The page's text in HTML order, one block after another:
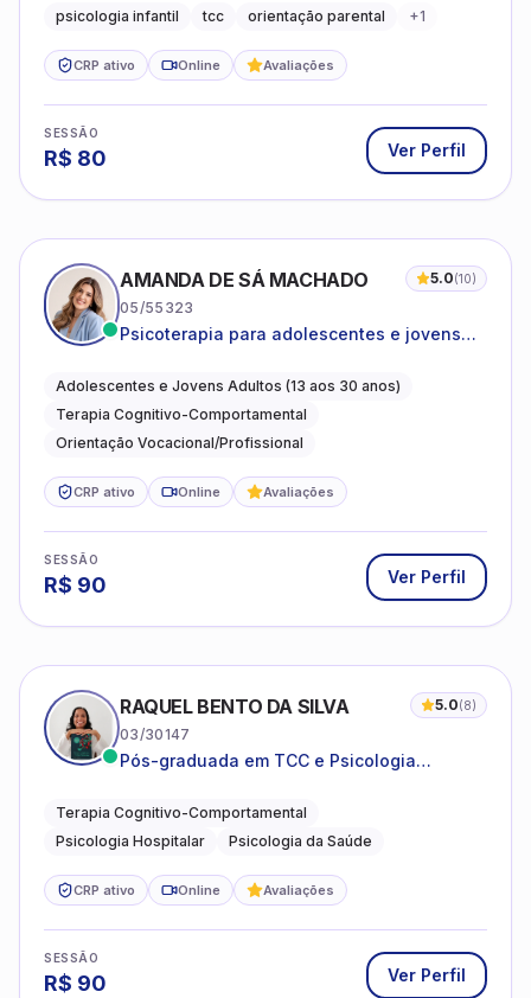
promovendo equilíbrio emocional e
psicologia infantil tcc orientação parental +1
CRP ativo Online Avaliações
SESSÃO
R$ 80 Ver Perfil
AMANDA DE SÁ MACHADO 5.0(10)
05/55323
Psicoterapia para adolescentes e jovens
autoestima, relações e orientação
profissional
Adolescentes e Jovens Adultos (13 aos 30 anos)
Terapia Cognitivo-Comportamental
Orientação Vocacional/Profissional
CRP ativo Online Avaliações
SESSÃO
R$ 90 Ver Perfil
RAQUEL BENTO DA SILVA 5.0(8)
03/30147
Pós-graduada em TCC e Psicologia
Terapia Cognitivo-Comportamental
Psicologia Hospitalar
Psicologia da Saúde
CRP ativo Online Avaliações
SESSÃO
R$ 90 Ver Perfil